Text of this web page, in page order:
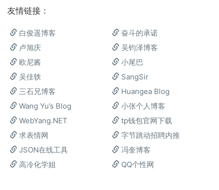
友情链接：
白俊遥博客
奋斗的承诺
卢旭庆
吴钧泽博客
欧尼酱
小尾巴
吴佳轶
SangSir
三石兄博客
Huangea Blog
Wang Yu’s Blog
小张个人博客
WebYang.NET
tp钱包官网下载
求表情网
字节跳动招聘内推
JSON在线工具
冯奎博客
高冷化学姐
QQ个性网